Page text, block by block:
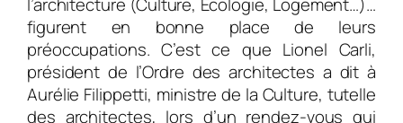
figurent en bonne place de leurs
préoccupations. C’est ce que Lionel Carli,
président de l’Ordre des architectes a dit à
Aurélie Filippetti, ministre de la Culture, tutelle
des architectes, lors d’un rendez-vous qui